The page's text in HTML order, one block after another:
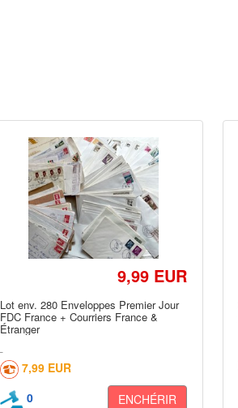
9,99 EUR
Lot env. 280 Enveloppes Premier Jour
FDC France + Courriers France &
Étranger
7,99 EUR
0
ENCHÉRIR